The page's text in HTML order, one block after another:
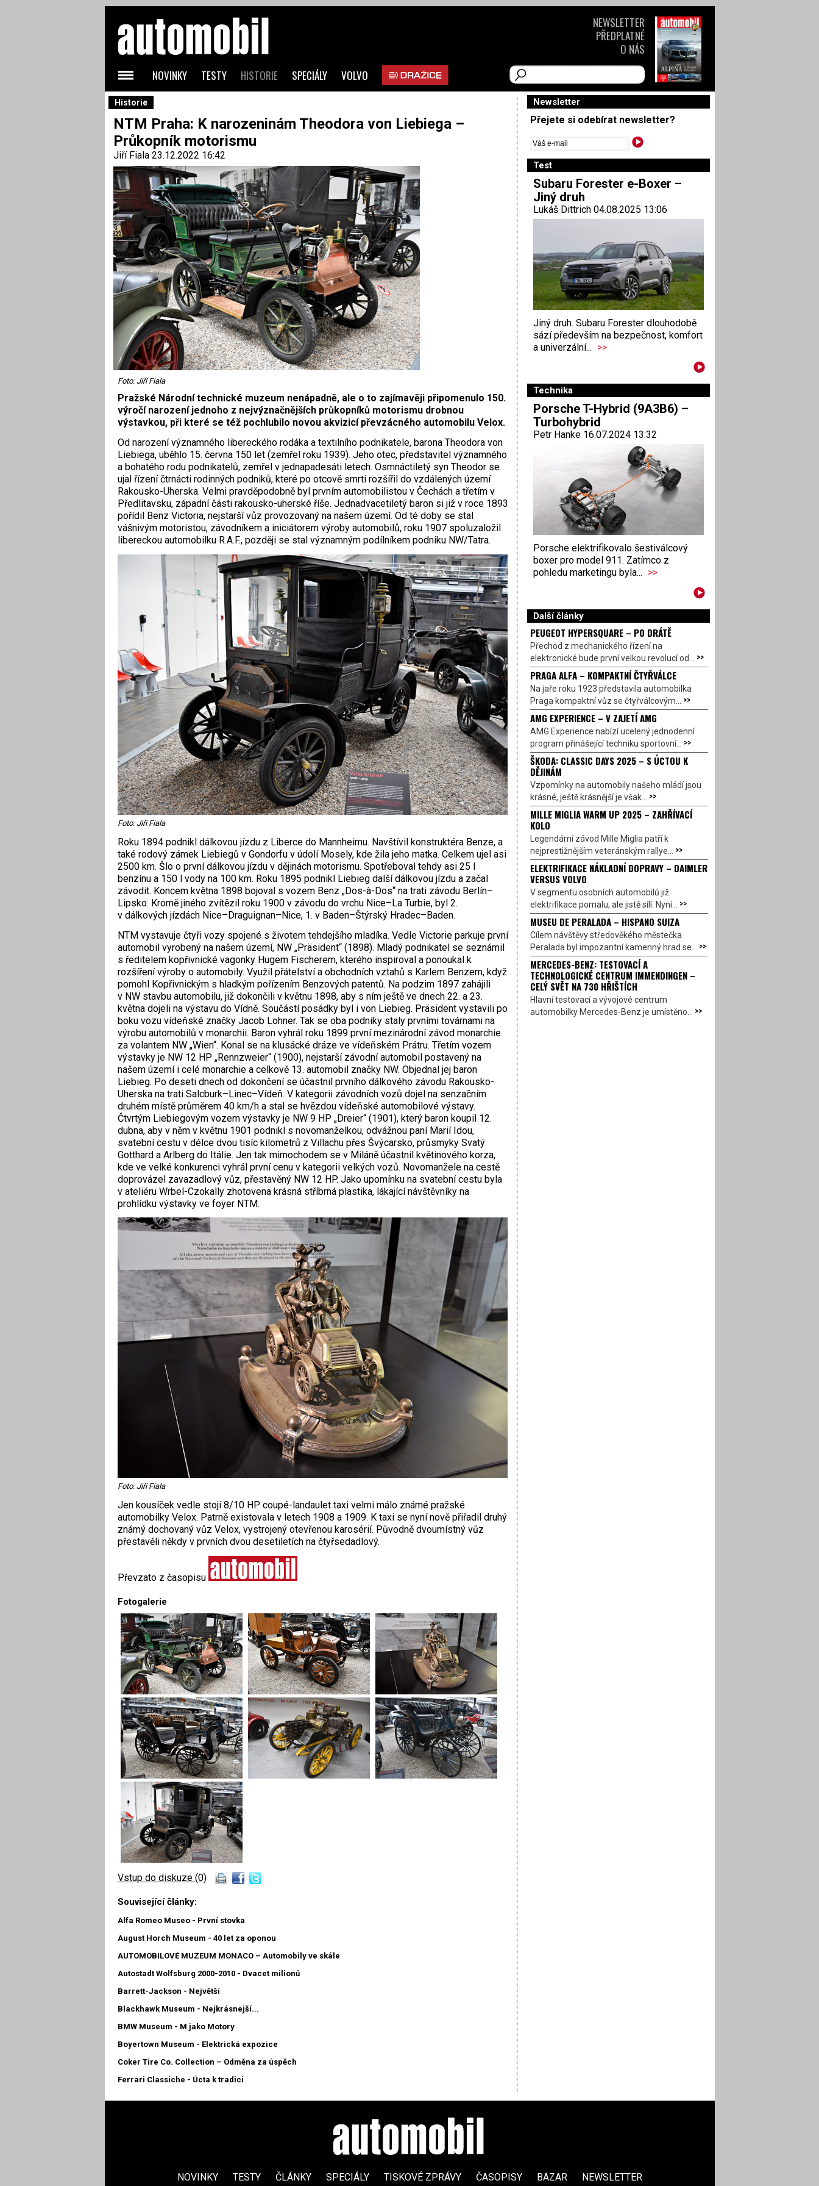
Historie
NTM Praha: K narozeninám Theodora von Liebiega –
Průkopník motorismu
Jiří Fiala23.12.2022 16:42
Foto: Jiří Fiala
Pražské Národní technické muzeum nenápadně, ale o to zajímavěji připomenulo 150.
výročí narození jednoho z nejvýznačnějších průkopníků motorismu drobnou
výstavkou, při které se též pochlubilo novou akvizicí převzácného automobilu Velox.
Od narození významného libereckého rodáka a textilního podnikatele, barona Theodora von
Liebiega, uběhlo 15. června 150 let (zemřel roku 1939). Jeho otec, představitel významného
a bohatého rodu podnikatelů, zemřel v jednapadesáti letech. Osmnáctiletý syn Theodor se
ujal řízení čtrnácti rodinných podniků, které po otcově smrti rozšířil do vzdálených území
Rakousko-Uherska. Velmi pravděpodobně byl prvním automobilistou v Čechách a třetím v
Předlitavsku, západní části rakousko-uherské říše. Jednadvacetiletý baron si již v roce 1893
pořídil Benz Victoria, nejstarší vůz provozovaný na našem území. Od té doby se stal
vášnivým motoristou, závodníkem a iniciátorem výroby automobilů, roku 1907 spoluzaložil
libereckou automobilku R.A.F., později se stal významným podílníkem podniku NW/Tatra.
Foto: Jiří Fiala
Roku 1894 podnikl dálkovou jízdu z Liberce do Mannheimu. Navštívil konstruktéra Benze, a
také rodový zámek Liebiegů v Gondorfu v údolí Mosely, kde žila jeho matka. Celkem ujel asi
2500 km. Šlo o první dálkovou jízdu v dějinách motorismu. Spotřeboval tehdy asi 25 l
benzínu a 150 l vody na 100 km. Roku 1895 podnikl Liebieg další dálkovou jízdu a začal
závodit. Koncem května 1898 bojoval s vozem Benz „Dos-à-Dos“ na trati závodu Berlín–
Lipsko. Kromě jiného zvítězil roku 1900 v závodu do vrchu Nice–La Turbie, byl 2.
v dálkových jízdách Nice–Draguignan–Nice, 1. v Baden–Štýrský Hradec–Baden.
NTM vystavuje čtyři vozy spojené s životem tehdejšího mladíka. Vedle Victorie parkuje první
automobil vyrobený na našem území, NW „Präsident“ (1898). Mladý podnikatel se seznámil
s ředitelem kopřivnické vagonky Hugem Fischerem, kterého inspiroval a ponoukal k
rozšíření výroby o automobily. Využil přátelství a obchodních vztahů s Karlem Benzem, když
pomohl Kopřivnickým s hladkým pořízením Benzových patentů. Na podzim 1897 zahájili
v NW stavbu automobilu, již dokončili v květnu 1898, aby s ním ještě ve dnech 22. a 23.
května dojeli na výstavu do Vídně. Součástí posádky byl i von Liebieg. Präsident vystavili po
boku vozu vídeňské značky Jacob Lohner. Tak se oba podniky staly prvními továrnami na
výrobu automobilů v monarchii. Baron vyhrál roku 1899 první mezinárodní závod monarchie
za volantem NW „Wien“. Konal se na klusácké dráze ve vídeňském Prátru. Třetím vozem
výstavky je NW 12 HP „Rennzweier“ (1900), nejstarší závodní automobil postavený na
našem území i celé monarchie a celkově 13. automobil značky NW. Objednal jej baron
Liebieg. Po deseti dnech od dokončení se účastnil prvního dálkového závodu Rakousko-
Uherska na trati Salcburk–Linec–Vídeň. V kategorii závodních vozů dojel na senzačním
druhém místě průměrem 40 km/h a stal se hvězdou vídeňské automobilové výstavy.
Čtvrtým Liebiegovým vozem výstavky je NW 9 HP „Dreier“ (1901), který baron koupil 12.
dubna, aby v něm v květnu 1901 podnikl s novomanželkou, odvážnou paní Marií Idou,
svatební cestu v délce dvou tisíc kilometrů z Villachu přes Švýcarsko, průsmyky Svatý
Gotthard a Arlberg do Itálie. Jen tak mimochodem se v Miláně účastnil květinového korza,
kde ve velké konkurenci vyhrál první cenu v kategorii velkých vozů. Novomanžele na cestě
doprovázel zavazadlový vůz, přestavěný NW 12 HP. Jako upomínku na svatební cestu byla
v ateliéru Wrbel-Czokally zhotovena krásná stříbrná plastika, lákající návštěvníky na
prohlídku výstavky ve foyer NTM.
Foto: Jiří Fiala
Jen kousíček vedle stojí 8/10 HP coupé-landaulet taxi velmi málo známé pražské
automobilky Velox. Patrně existovala v letech 1908 a 1909. K taxi se nyní nově přiřadil druhý
známý dochovaný vůz Velox, vystrojený otevřenou karosérií. Původně dvoumístný vůz
přestavěli někdy v prvních dvou desetiletích na čtyřsedadlový.
Převzato z časopisu
Fotogalerie
Vstup do diskuze (0)
Související články:
Alfa Romeo Museo - První stovka
August Horch Museum - 40 let za oponou
AUTOMOBILOVÉ MUZEUM MONACO – Automobily ve skále
Autostadt Wolfsburg 2000-2010 - Dvacet milionů
Barrett-Jackson - Největší
Blackhawk Museum - Nejkrásnejší...
BMW Museum - M jako Motory
Boyertown Museum - Elektrická expozice
Coker Tire Co. Collection – Odměna za úspěch
Ferrari Classiche - Úcta k tradici
Newsletter
Přejete si odebírat newsletter?
Test
Subaru Forester e-Boxer –
Jiný druh
Lukáš Dittrich 04.08.2025 13:06
Jiný druh. Subaru Forester dlouhodobě
sází především na bezpečnost, komfort
a univerzální... >>
Technika
Porsche T-Hybrid (9A3B6) –
Turbohybrid
Petr Hanke 16.07.2024 13:32
Porsche elektrifikovalo šestiválcový
boxer pro model 911. Zatímco z
pohledu marketingu byla... >>
Další články
PEUGEOT HYPERSQUARE – PO DRÁTĚ
Přechod z mechanického řízení na
elektronické bude první velkou revolucí od... >>
PRAGA ALFA – KOMPAKTNÍ ČTYŘVÁLCE
Na jaře roku 1923 představila automobilka
Praga kompaktní vůz se čtyřválcovým... >>
AMG EXPERIENCE – V ZAJETÍ AMG
AMG Experience nabízí ucelený jednodenní
program přinášející techniku sportovní... >>
ŠKODA: CLASSIC DAYS 2025 – S ÚCTOU K
DĚJINÁM
Vzpomínky na automobily našeho mládí jsou
krásné, ještě krásnější je však... >>
MILLE MIGLIA WARM UP 2025 – ZAHŘÍVACÍ
KOLO
Legendární závod Mille Miglia patří k
nejprestižnějším veteránským rallye... >>
ELEKTRIFIKACE NÁKLADNÍ DOPRAVY – DAIMLER
VERSUS VOLVO
V segmentu osobních automobilů již
elektrifikace pomalu, ale jistě sílí. Nyní... >>
MUSEU DE PERALADA – HISPANO SUIZA
Cílem návštěvy středověkého městečka
Peralada byl impozantní kamenný hrad se... >>
MERCEDES-BENZ: TESTOVACÍ A
TECHNOLOGICKÉ CENTRUM IMMENDINGEN –
CELÝ SVĚT NA 730 HŘIŠTÍCH
Hlavní testovací a vývojové centrum
automobilky Mercedes-Benz je umístěno... >>
NOVINKY TESTY HISTORIE SPECIÁLY VOLVO
NEWSLETTER
PŘEDPLATNÉ
O NÁS
NOVINKY TESTY ČLÁNKY SPECIÁLY TISKOVÉ ZPRÁVY ČASOPISY BAZAR NEWSLETTER